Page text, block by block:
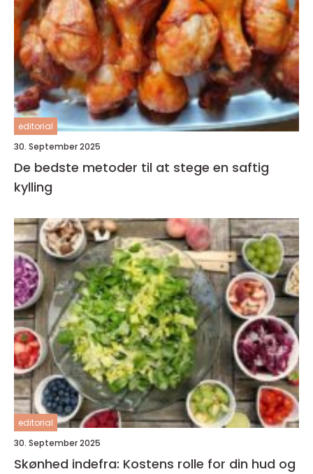
editorial
30. September 2025
De bedste metoder til at stege en saftig
kylling
editorial
30. September 2025
Skønhed indefra: Kostens rolle for din hud og